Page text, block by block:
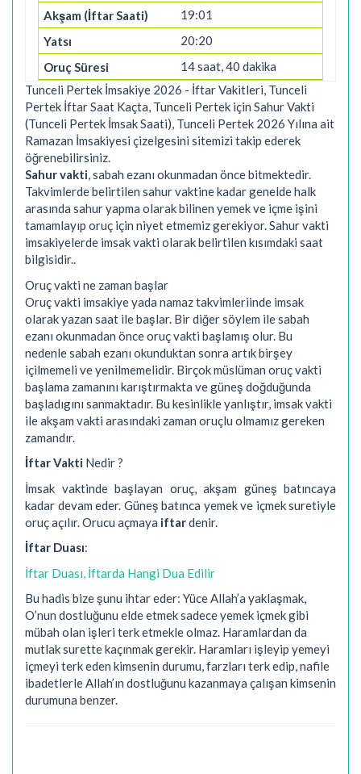
19:01
20:20
14 saat, 40 dakika
Tunceli Pertek İmsakiye 2026 - İftar Vakitleri, Tunceli
Pertek İftar Saat Kaçta, Tunceli Pertek için Sahur Vakti
(Tunceli Pertek İmsak Saati), Tunceli Pertek 2026 Yılına ait
Ramazan İmsakiyesi çizelgesini sitemizi takip ederek
öğrenebilirsiniz.
Sahur vakti, sabah ezanı okunmadan önce bitmektedir.
Takvimlerde belirtilen sahur vaktine kadar genelde halk
arasında sahur yapma olarak bilinen yemek ve içme işini
tamamlayıp oruç için niyet etmemiz gerekiyor. Sahur vakti
imsakiyelerde imsak vakti olarak belirtilen kısımdaki saat
bilgisidir..
Oruç vakti ne zaman başlar
Oruç vakti imsakiye yada namaz takvimleriinde imsak
olarak yazan saat ile başlar. Bir diğer söylem ile sabah
ezanı okunmadan önce oruç vakti başlamış olur. Bu
nedenle sabah ezanı okunduktan sonra artık birşey
içilmemeli ve yenilmemelidir. Birçok müslüman oruç vakti
başlama zamanını karıştırmakta ve güneş doğduğunda
başladıgını sanmaktadır. Bu kesinlikle yanlıştır, imsak vakti
ile akşam vakti arasındaki zaman oruçlu olmamız gereken
zamandır.
İftar Vakti Nedir ?
İmsak vaktinde başlayan oruç, akşam güneş batıncaya
kadar devam eder. Güneş batınca yemek ve içmek suretiyle
oruç açılır. Orucu açmaya iftardenir.
İftar Duası:
İftar Duası, İftarda Hangi Dua Edilir
Bu hadis bize şunu ihtar eder: Yüce Allah’a yaklaşmak,
O’nun dostluğunu elde etmek sadece yemek içmek gibi
mübah olan işleri terk etmekle olmaz. Haramlardan da
mutlak surette kaçınmak gerekir. Haramları işleyip yemeyi
içmeyi terk eden kimsenin durumu, farzları terk edip, nafile
ibadetlerle Allah’ın dostluğunu kazanmaya çalışan kimsenin
durumuna benzer.